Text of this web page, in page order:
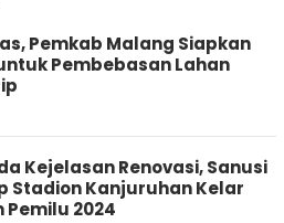
Pemkab Malang Siapkan
Pembebasan Lahan
Kejelasan Renovasi, Sanusi
Stadion Kanjuruhan Kelar
Pemilu 2024